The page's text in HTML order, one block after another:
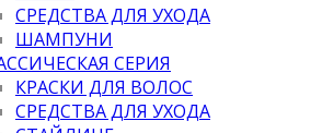
СРЕДСТВА ДЛЯ УХОДА
ШАМПУНИ
СЕРИЯ
КРАСКИ ДЛЯ ВОЛОС
СРЕДСТВА ДЛЯ УХОДА